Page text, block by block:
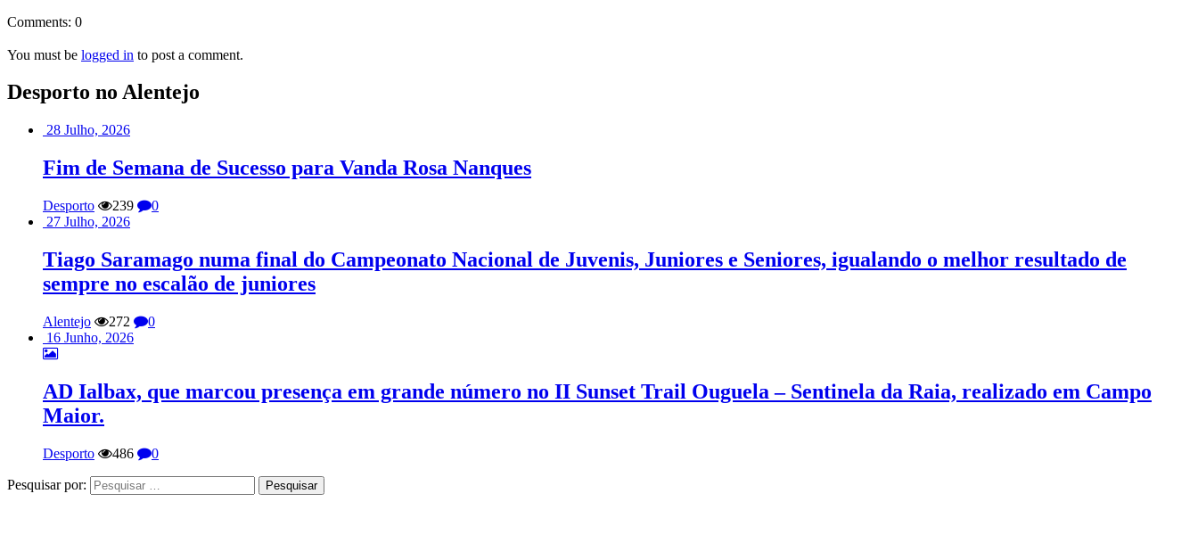
Comments: 0
You must be logged in to post a comment.
Desporto no Alentejo
28 Julho, 2026
Fim de Semana de Sucesso para Vanda Rosa Nanques
Desporto 239
0
27 Julho, 2026
Tiago Saramago numa final do Campeonato Nacional de Juvenis, Juniores e Seniores, igualando o melhor resultado de
sempre no escalão de juniores
Alentejo 272
0
16 Junho, 2026
AD Ialbax, que marcou presença em grande número no II Sunset Trail Ouguela – Sentinela da Raia, realizado em Campo
Maior.
Desporto 486 0
Pesquisar por: